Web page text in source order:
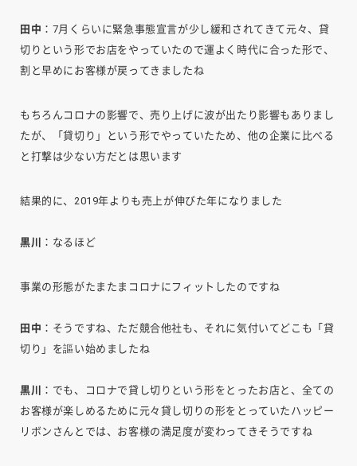
田中 ：7月くらいに緊急事態宣言が少し緩和されてきて元々、貸
切りという形でお店をやっていたので運よく時代に合った形で、
割と早めにお客様が戻ってきましたね
もちろんコロナの影響で、売り上げに波が出たり影響もありまし
たが、「貸切り」という形でやっていたため、他の企業に比べる
と打撃は少ない方だとは思います
結果的に、2019年よりも売上が伸びた年になりました
黒川 ：なるほど
事業の形態がたまたまコロナにフィットしたのですね
田中 ：そうですね、ただ競合他社も、それに気付いてどこも「貸
切り」を謳い始めましたね
黒川
：でも、コロナで貸し切りという形をとったお店と、全ての
お客様が楽しめるために元々貸し切りの形をとっていたハッピー
リボンさんとでは、お客様の満足度が変わってきそうですね